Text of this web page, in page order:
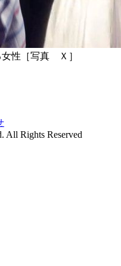
女性［写真 Ｘ］
All Rights Reserved